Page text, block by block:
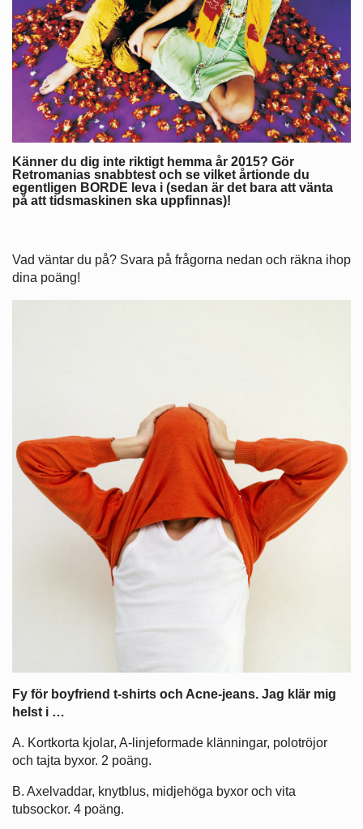
Känner du dig inte riktigt hemma år 2015? Gör
Retromanias snabbtest och se vilket årtionde du
egentligen BORDE leva i (sedan är det bara att vänta
på att tidsmaskinen ska uppfinnas)!
Vad väntar du på? Svara på frågorna nedan och räkna ihop
dina poäng!
Fy för boyfriend t-shirts och Acne-jeans. Jag klär mig
helst i …
A. Kortkorta kjolar, A-linjeformade klänningar, polotröjor
och tajta byxor. 2 poäng.
B. Axelvaddar, knytblus, midjehöga byxor och vita
tubsockor. 4 poäng.